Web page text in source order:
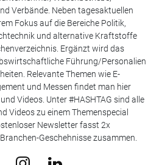
Verbände. Neben tagesaktuellen
Fokus auf die Bereiche Politik,
und alternative Kraftstoffe
Ergänzt wird das
Führung/Personalien
Relevante Themen wie E-
und Messen findet man hier
Videos. Unter #HASHTAG sind alle
Videos zu einem Themenspecial
Newsletter fasst 2x
Geschehnisse zusammen.